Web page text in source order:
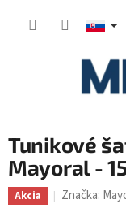
Tunikové
Mayoral -
Akcia Značka: